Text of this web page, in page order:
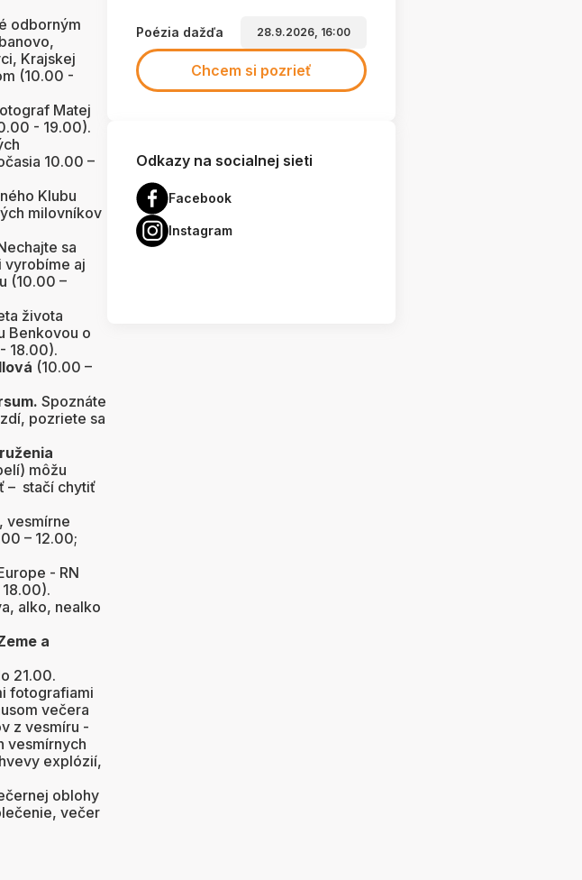
odborným
Krajskej
(10.00 -
Matej
- 19.00).
10.00 –
Klubu
milovníkov
sa
vyrobíme aj
(10.00 –
života
Benkovou o
18.00).
(10.00 –
Spoznáte
pozriete sa
môžu
– stačí chytiť
vesmírne
– 12.00;
- RN
alko, nealko
a
21.00.
fotografiami
večera
z vesmíru -
vesmírnych
explózií,
oblohy
večer
Poézia dažďa 28.9.2026, 16:00
Chcem si pozrieť
Odkazy na socialnej sieti
Facebook
Instagram